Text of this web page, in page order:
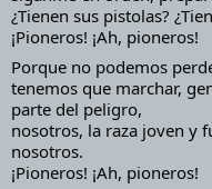
¿Tienen sus pistolas?
¡Pioneros! ¡Ah, pioneros!
Porque no podemos
tenemos que marchar,
parte del peligro,
nosotros, la raza joven y
nosotros.
¡Pioneros! ¡Ah, pioneros!